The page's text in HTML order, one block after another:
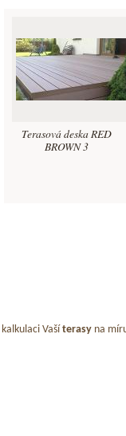
Terasová deska RED
BROWN 3
Vaší terasy na